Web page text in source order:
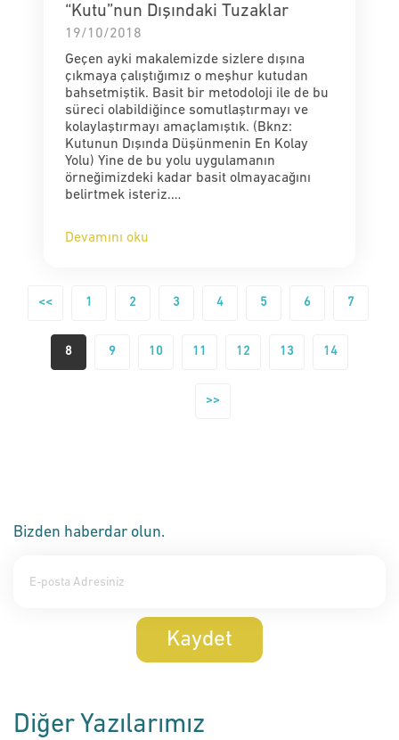
“Kutu”nun Dışındaki Tuzaklar
19/10/2018
Geçen ayki makalemizde sizlere dışına
çıkmaya çalıştığımız o meşhur kutudan
bahsetmiştik. Basit bir metodoloji ile de bu
süreci olabildiğince somutlaştırmayı ve
kolaylaştırmayı amaçlamıştık. (Bknz:
Kutunun Dışında Düşünmenin En Kolay
Yolu) Yine de bu yolu uygulamanın
örneğimizdeki kadar basit olmayacağını
belirtmek isteriz.…
Devamını oku
<< 1 2 3 4 5 6 7
8 9 10 11 12 13 14
>>
Bizden haberdar olun.
Kaydet
Diğer Yazılarımız